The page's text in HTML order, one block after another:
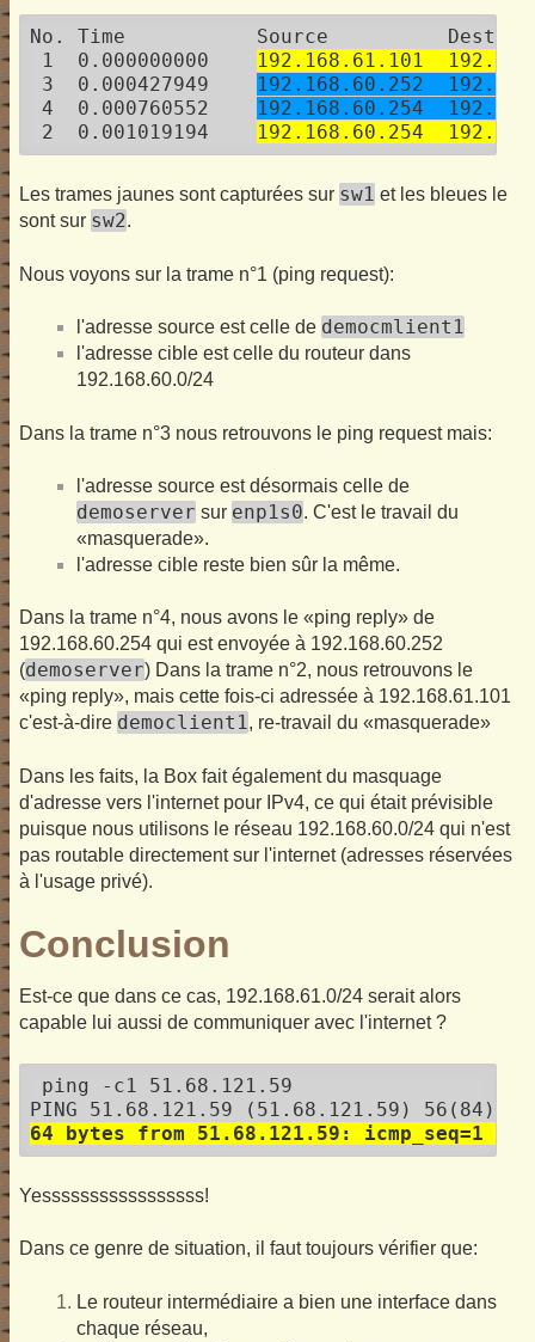
No. Time           Source
1  0.000000000
192.168.61.101
3  0.000427949
192.168.60.252
4  0.000760552
192.168.60.254
2  0.001019194
192.168.60.254
Les trames jaunes sont capturées sur sw1 et les bleues le
sont sur sw2.
Nous voyons sur la trame n°1 (ping request):
l'adresse source est celle de democmlient1
l'adresse cible est celle du routeur dans
192.168.60.0/24
Dans la trame n°3 nous retrouvons le ping request mais:
l'adresse source est désormais celle de
demoserver sur enp1s0. C'est le travail du
«masquerade».
l'adresse cible reste bien sûr la même.
Dans la trame n°4, nous avons le «ping reply» de
192.168.60.254 qui est envoyée à 192.168.60.252
(demoserver) Dans la trame n°2, nous retrouvons le
«ping reply», mais cette fois-ci adressée à 192.168.61.101
c'est-à-dire democlient1, re-travail du «masquerade»
Dans les faits, la Box fait également du masquage
d'adresse vers l'internet pour IPv4, ce qui était prévisible
puisque nous utilisons le réseau 192.168.60.0/24 qui n'est
pas routable directement sur l'internet (adresses réservées
à l'usage privé).
Conclusion
Est-ce que dans ce cas, 192.168.61.0/24 serait alors
capable lui aussi de communiquer avec l'internet ?
ping -c1 51.68.121.59
64 bytes from 51.68.121.59: icmp_seq=1
Yesssssssssssssssss!
Dans ce genre de situation, il faut toujours vérifier que:
Le routeur intermédiaire a bien une interface dans
chaque réseau,